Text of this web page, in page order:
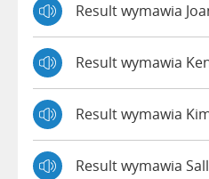
Result wymawia
Result wymawia
Result wymawia
Result wymawia